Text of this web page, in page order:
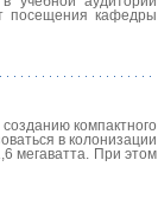
посещения кафедры
компактного
в колонизации
мегаватта. При этом